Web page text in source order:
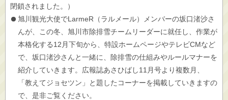
閉鎖されました。）
旭川観光大使でLarmeR（ラルメール）メンバーの坂口渚沙さ
んが、この冬、旭川市除排雪チームリーダーに就任し、作業が
本格化する12月下旬から、特設ホームページやテレビCMなど
で、坂口渚沙さんと一緒に、除排雪の仕組みやルールマナーを
紹介していきます。広報誌あさひばし11月号より複数月、
「教えてジョセツン」と題したコーナーを掲載していきますの
で、是非ご覧ください。